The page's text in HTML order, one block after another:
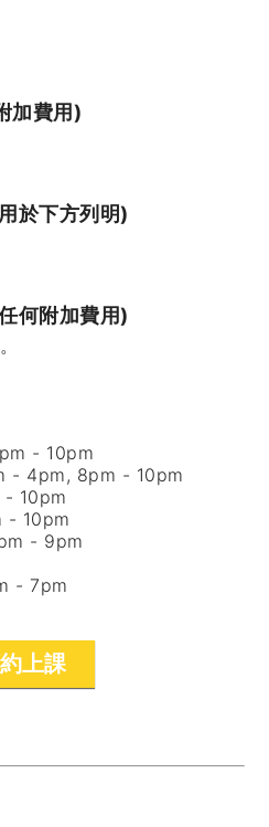
加費用)
於下方列明)
何附加費用)
- 10pm
- 4pm, 8pm - 10pm
10pm
- 10pm
- 9pm
- 7pm
上課